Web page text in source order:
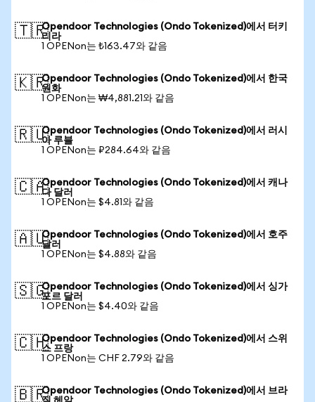
🇹🇷Opendoor Technologies (Ondo Tokenized)에서 터키
리라
1 OPENon는 ₺163.47와 같음
🇰🇷Opendoor Technologies (Ondo Tokenized)에서 한국
원화
1 OPENon는 ₩4,881.21와 같음
🇷🇺Opendoor Technologies (Ondo Tokenized)에서 러시
아 루블
1 OPENon는 ₽284.64와 같음
🇨🇦Opendoor Technologies (Ondo Tokenized)에서 캐나
다 달러
1 OPENon는 $4.81와 같음
🇦🇺Opendoor Technologies (Ondo Tokenized)에서 호주
달러
1 OPENon는 $4.88와 같음
🇸🇬Opendoor Technologies (Ondo Tokenized)에서 싱가
포르 달러
1 OPENon는 $4.40와 같음
🇨🇭Opendoor Technologies (Ondo Tokenized)에서 스위
스 프랑
1 OPENon는 CHF 2.79와 같음
🇧🇷Opendoor Technologies (Ondo Tokenized)에서 브라